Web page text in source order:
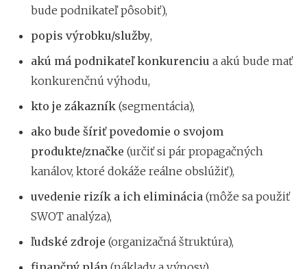
bude podnikateľ pôsobiť),
popis výrobku/služby,
akú má podnikateľ konkurenciu a akú bude mať
konkurenčnú výhodu,
kto je zákazník (segmentácia),
ako bude šíriť povedomie o svojom
produkte/značke (určiť si pár propagačných
kanálov, ktoré dokáže reálne obslúžiť),
uvedenie rizík a ich eliminácia (môže sa použiť
SWOT analýza),
ľudské zdroje (organizačná štruktúra),